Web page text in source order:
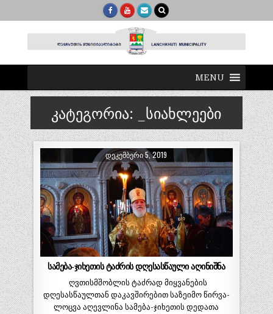
MENU
კატეგორია: _სიახლეები
ᲓᲔᲙᲔᲛᲑᲔᲠᲘ 5, 2019
სამება-ჯიხეთის ტაძრის დღესასწაული აღინიშნა
ღვთისმშობლის ტაძრად მიყვანების
დღესასწაულთან დაკავშირებით საზეიმო წირვა-
ლოცვა აღევლინა სამება-ჯიხეთის დედათა